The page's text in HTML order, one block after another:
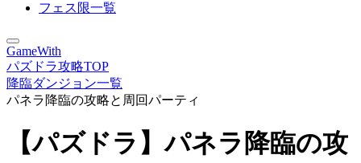
フェス限一覧
GameWith
パズドラ攻略TOP
降臨ダンジョン一覧
パネラ降臨の攻略と周回パーティ
【パズドラ】パネラ降臨の攻